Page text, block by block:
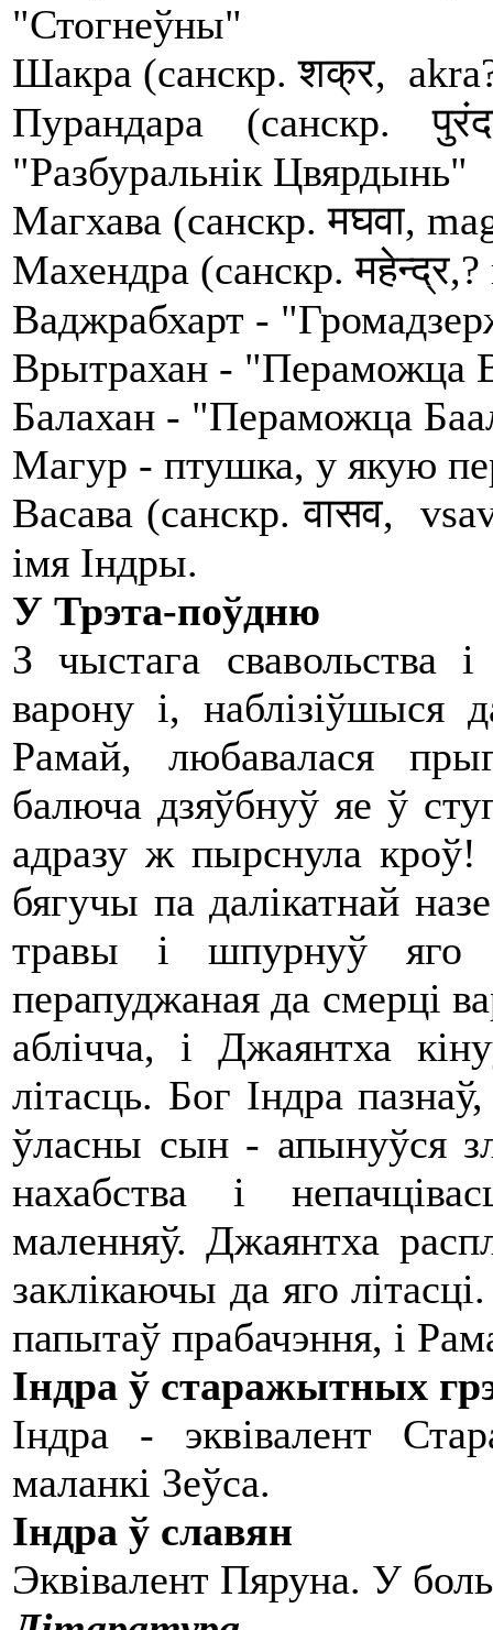
"Стогнеўны"
Шакра (санскр. शक्र,
Пурандара (санскр.
"Разбуральнік Цвярдынь"
Магхава (санскр. मघवा,
Махендра (санскр.
Ваджрабхарт -
Врытрахан - "Пераможца
Балахан - "Пераможца
Магур - птушка, у якую
Васава (санскр. वासव,
імя Індры.
У Трэта-поўдню
З чыстага свавольства
варону і, наблізіўшыся
Рамай, любавалася
балюча дзяўбнуў яе ў
адразу ж пырснула
бягучы па далікатнай
травы і шпурнуў
перапуджаная да смерці
аблічча, і Джаянтха
літасць. Бог Індра
ўласны сын - апынуўся
нахабства і
маленняў. Джаянтха
заклікаючы да яго
папытаў прабачэння, і
Індра ў старажытных
Індра - эквівалент
маланкі Зеўса.
Індра ў славян
Эквівалент Пяруна. У